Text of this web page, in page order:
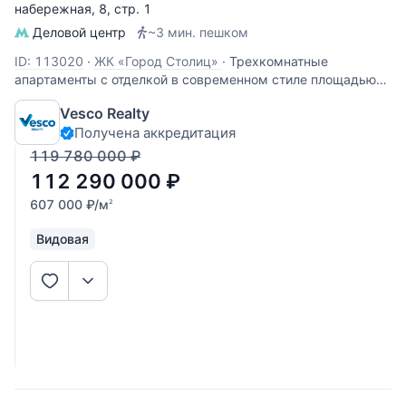
набережная, 8, стр. 1
Деловой центр
~3 мин. пешком
ID: 113020 · ЖК «Город Столиц» · Трехкомнатные
апартаменты с отделкой в современном стиле площадью
185 кв.м. Расположены на 33 этаже Башни Москва МФК
Город столиц. Планировка: кухня-гостиная, спальня со
своей ванной комнатой, кабинет, гостевой санузел,
прихожая. Апартаменты
Vesco Realty
Получена аккредитация
119 780 000 ₽
112 290 000 ₽
607 000 ₽/м2
Видовая